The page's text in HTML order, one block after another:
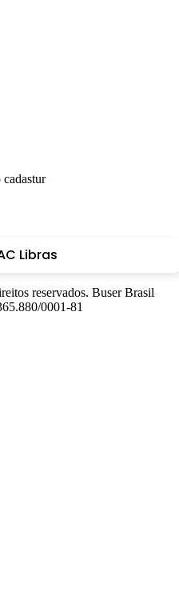
Libras
reservados. Buser Brasil
0001-81